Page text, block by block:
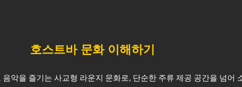
호스트바 문화 이해하기
악을 즐기는 사교형 라운지 문화로, 단순한 주류 제공 공간을 넘어